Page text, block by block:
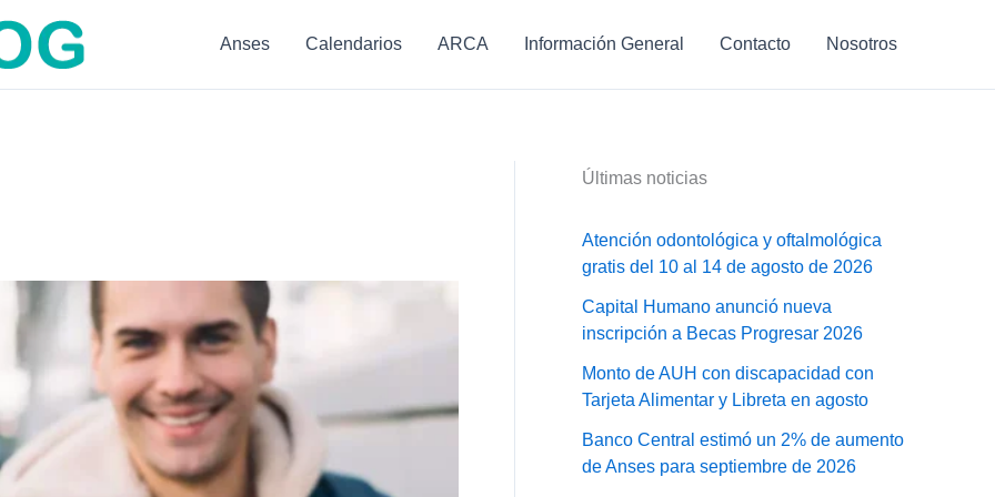
Anses Calendarios ARCA Información General Contacto Nosotros
Últimas noticias
Atención odontológica y oftalmológica
gratis del 10 al 14 de agosto de 2026
Capital Humano anunció nueva
inscripción a Becas Progresar 2026
Monto de AUH con discapacidad con
Tarjeta Alimentar y Libreta en agosto
Banco Central estimó un 2% de aumento
de Anses para septiembre de 2026